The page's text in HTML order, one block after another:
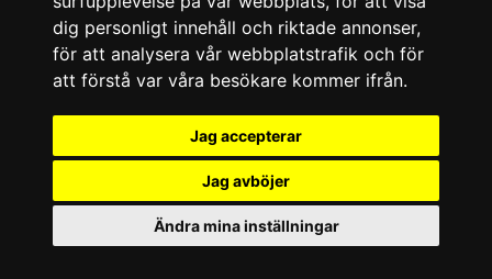
dig personligt innehåll och riktade annonser,
för att analysera vår webbplatstrafik och för
att förstå var våra besökare kommer ifrån.
Jag accepterar
Jag avböjer
Ändra mina inställningar